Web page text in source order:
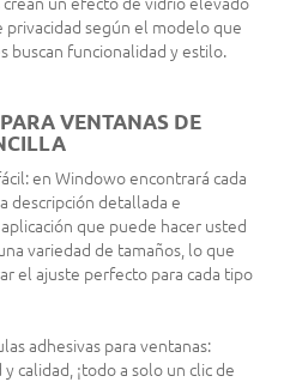
crean un efecto de vidrio elevado
según el modelo que
buscan funcionalidad y estilo.
VENTANAS DE
en Windowo encontrará cada
descripción detallada e
que puede hacer usted
variedad de tamaños, lo que
el ajuste perfecto para cada tipo
adhesivas para ventanas:
calidad, ¡todo a solo un clic de